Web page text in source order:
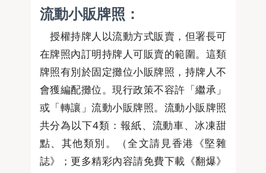
流動小販牌照：
授權持牌人以流動方式販賣，但署長可
在牌照內訂明持牌人可販賣的範圍。這類
牌照有別於固定攤位小販牌照，持牌人不
會獲編配攤位。現行政策不容許「繼承」
或「轉讓」流動小販牌照。流動小販牌照
共分為以下4類：報紙、流動車、冰凍甜
點、其他類別。（全文請見香港《堅雜
誌》；更多精彩內容請免費下載《翻爆》